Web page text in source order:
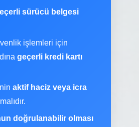
sürücü belgesi
işlemleri için
geçerli kredi kartı
aktif haciz veya icra
doğrulanabilir olması